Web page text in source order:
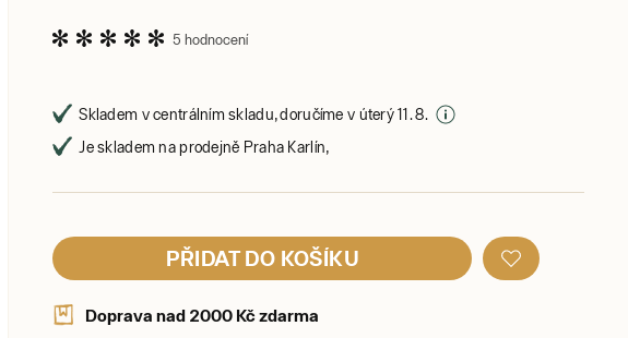
5 hodnocení
Skladem v centrálním skladu, doručíme v úterý 11. 8.
Je skladem na prodejně Praha Karlín,
PŘIDAT DO KOŠÍKU
Doprava nad 2000 Kč zdarma